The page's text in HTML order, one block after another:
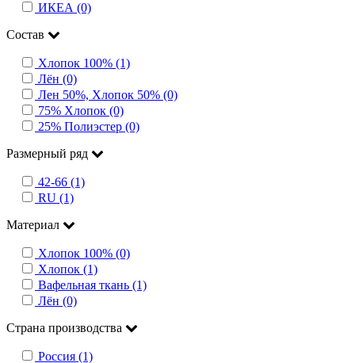
ИКЕА (0)
Состав
Хлопок 100% (1)
Лён (0)
Лен 50%, Хлопок 50% (0)
75% Хлопок (0)
25% Полиэстер (0)
Размерный ряд
42-66 (1)
RU (1)
Материал
Хлопок 100% (0)
Хлопок (1)
Вафельная ткань (1)
Лён (0)
Страна производства
Россия (1)